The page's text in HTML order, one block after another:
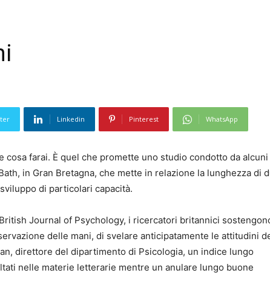
Linkedin Pinterest WhatsApp
cosa farai. È quel che promette uno studio condotto da alcuni
in Gran Bretagna, che mette in relazione la lunghezza di
di particolari capacità.
Journal of Psychology, i ricercatori britannici
delle mani, di svelare anticipatamente le attitudini
direttore del dipartimento di Psicologia, un indice lungo
nelle materie letterarie mentre un anulare lungo buone